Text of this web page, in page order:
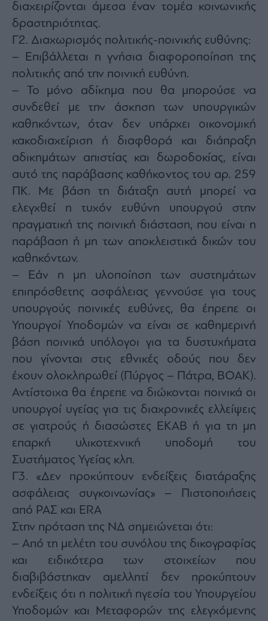
διαχειρίζονται άμεσα έναν τομέα κοινωνικής
δραστηριότητας.
Γ2. Διαχωρισμός πολιτικής-ποινικής ευθύνης:
– Επιβάλλεται η γνήσια διαφοροποίηση της
πολιτικής από την ποινική ευθύνη.
– Το μόνο αδίκημα που θα μπορούσε να
συνδεθεί με την άσκηση των υπουργικών
καθηκόντων, όταν δεν υπάρχει οικονομική
κακοδιαχείριση ή διαφθορά και διάπραξη
αδικημάτων απιστίας και δωροδοκίας, είναι
αυτό της παράβασης καθήκοντος του αρ. 259
ΠΚ. Με βάση τη διάταξη αυτή μπορεί να
ελεγχθεί η τυχόν ευθύνη υπουργού στην
πραγματική της ποινική διάσταση, που είναι η
παράβαση ή μη των αποκλειστικά δικών του
καθηκόντων.
– Εάν η μη υλοποίηση των συστημάτων
επιπρόσθετης ασφάλειας γεννούσε για τους
υπουργούς ποινικές ευθύνες, θα έπρεπε οι
Υπουργοί Υποδομών να είναι σε καθημερινή
βάση ποινικά υπόλογοι για τα δυστυχήματα
που γίνονται στις εθνικές οδούς που δεν
έχουν ολοκληρωθεί (Πύργος – Πάτρα, ΒΟΑΚ).
Αντίστοιχα θα έπρεπε να διώκονται ποινικά οι
υπουργοί υγείας για τις διαχρονικές ελλείψεις
σε γιατρούς ή διασώστες ΕΚΑΒ ή για τη μη
επαρκή υλικοτεχνική υποδομή του
Συστήματος Υγείας κλπ.
Γ3. «Δεν προκύπτουν ενδείξεις διατάραξης
ασφάλειας συγκοινωνίας» – Πιστοποιήσεις
από ΡΑΣ και ERA
Στην πρόταση της ΝΔ σημειώνεται ότι:
– Από τη μελέτη του συνόλου της δικογραφίας
και ειδικότερα των στοιχείων που
διαβιβάστηκαν αμελλητί δεν προκύπτουν
ενδείξεις ότι η πολιτική ηγεσία του Υπουργείου
Υποδομών και Μεταφορών της ελεγχόμενης